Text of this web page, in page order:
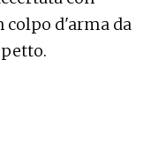
colpo d'arma da